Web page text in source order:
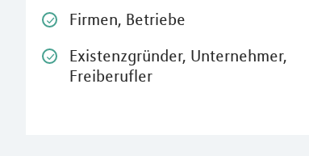
Firmen, Betriebe
Existenzgründer, Unternehmer,
Freiberufler